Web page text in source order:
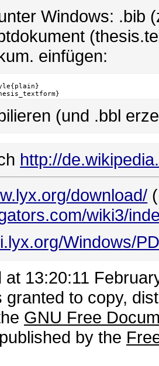
Windows: .bib
einfügen:
(und .bbl
http://
download/
wiki3/
Windows/
at 13:20:11
granted to copy,
GNU Free
by the